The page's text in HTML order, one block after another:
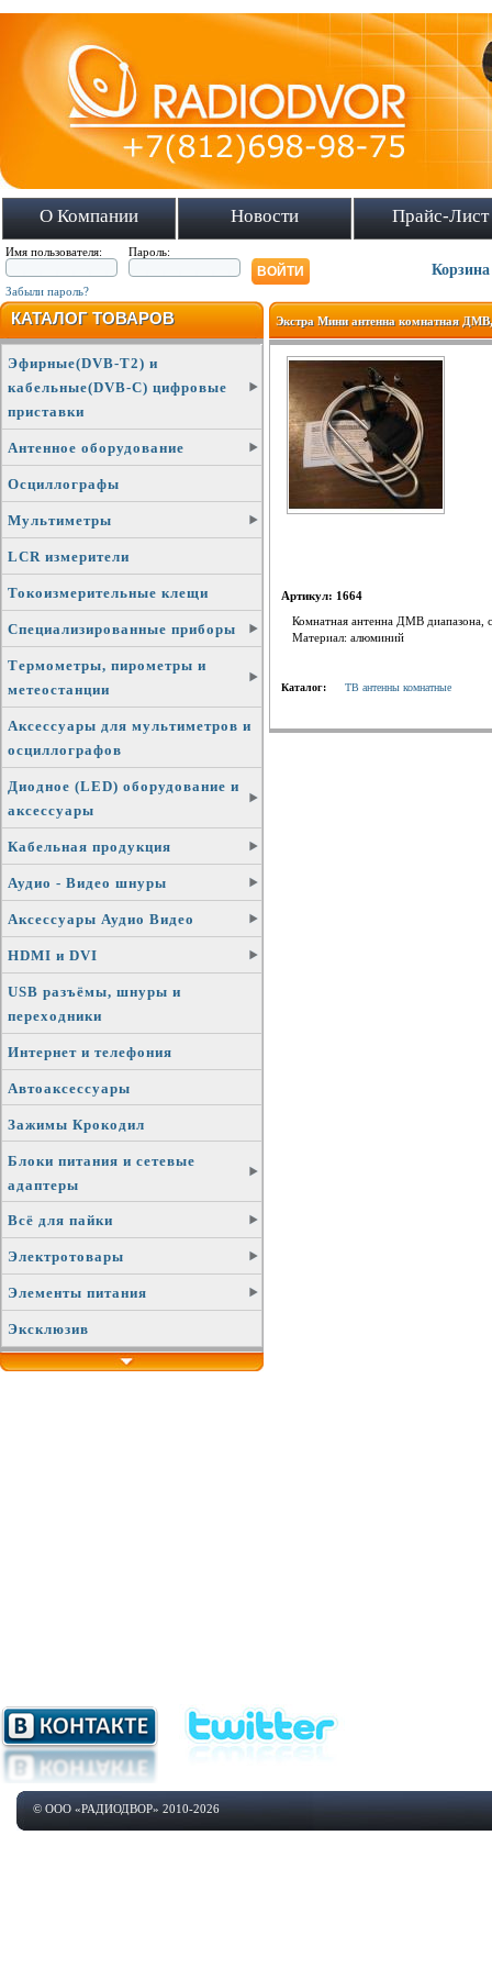
О Компании Новости Прайс-Лист
Имя пользователя: Пароль:
Забыли пароль?
Корзина
КАТАЛОГ ТОВАРОВ
Эфирные(DVB-T2) и
кабельные(DVB-C) цифровые
приставки
Антенное оборудование
Осциллографы
Мультиметры
LCR измерители
Токоизмерительные клещи
Специализированные приборы
Термометры, пирометры и
метеостанции
Аксессуары для мультиметров и
осциллографов
Диодное (LED) оборудование и
аксессуары
Кабельная продукция
Аудио - Видео шнуры
Аксессуары Аудио Видео
HDMI и DVI
USB разъёмы, шнуры и
переходники
Интернет и телефония
Автоаксессуары
Зажимы Крокодил
Блоки питания и сетевые
адаптеры
Всё для пайки
Электротовары
Элементы питания
Эксклюзив
Экстра Мини антенна комнатная
Артикул: 1664
Комнатная антенна ДМВ диапазона,
Материал: алюминий
Каталог: ТВ антенны комнатные
© ООО «РАДИОДВОР» 2010-2026